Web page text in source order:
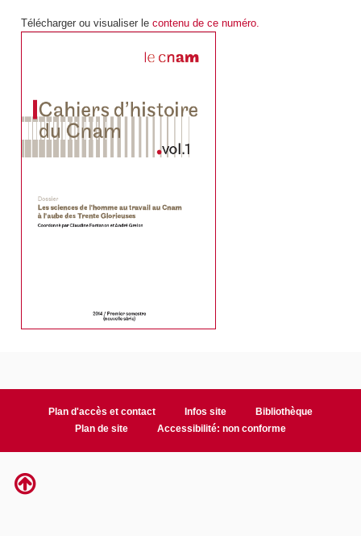
Télécharger ou visualiser le contenu de ce numéro.
Plan d'accès et contact Infos site
Bibliothèque
Plan de site
Accessibilité: non conforme